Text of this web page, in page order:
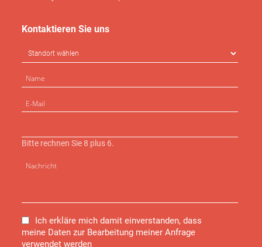
Kontaktieren Sie uns
Bitte rechnen Sie 8 plus 6.
Ich erkläre mich damit einverstanden, dass
meine Daten zur Bearbeitung meiner Anfrage
verwendet werden